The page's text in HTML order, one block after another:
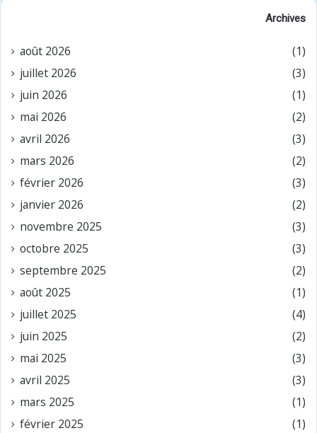
Archives
août 2026
(1)
juillet 2026
(3)
juin 2026
(1)
mai 2026
(2)
avril 2026
(3)
mars 2026
(2)
février 2026
(3)
janvier 2026
(2)
novembre 2025
(3)
octobre 2025
(3)
septembre 2025
(2)
août 2025
(1)
juillet 2025
(4)
juin 2025
(2)
mai 2025
(3)
avril 2025
(3)
mars 2025
(1)
février 2025
(1)